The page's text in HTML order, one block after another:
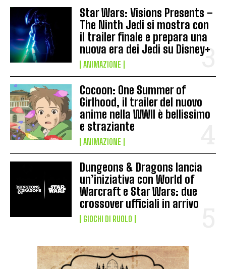
Star Wars: Visions Presents –
The Ninth Jedi si mostra con
il trailer finale e prepara una
nuova era dei Jedi su Disney+
ANIMAZIONE
Cocoon: One Summer of
Girlhood, il trailer del nuovo
anime nella WWII è bellissimo
e straziante
ANIMAZIONE
Dungeons & Dragons lancia
un’iniziativa con World of
Warcraft e Star Wars: due
crossover ufficiali in arrivo
GIOCHI DI RUOLO